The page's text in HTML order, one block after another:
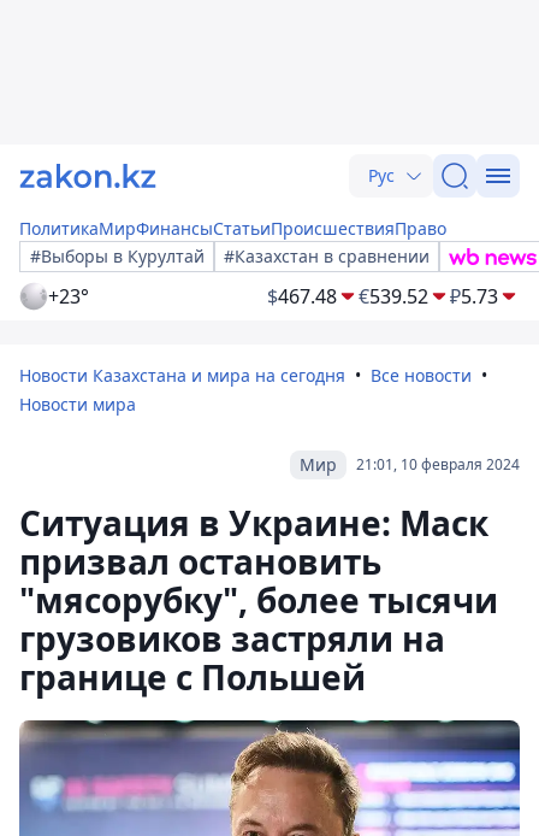
Рус
ПолитикаМирФинансыСтатьиПроисшествияПраво
#Выборы в Курултай
#Казахстан в сравнении
+23° $467.48 €539.52 ₽5.73
Новости Казахстана и мира на сегодня
Все новости
Новости мира
21:01, 10 февраля 2024
Мир
Ситуация в Украине: Маск
призвал остановить
"мясорубку", более тысячи
грузовиков застряли на
границе с Польшей